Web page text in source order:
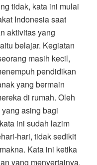
tidak, kata ini mulai
Indonesia saat
aktivitas yang
belajar. Kegiatan
masih kecil,
pendidikan
yang bermain
di rumah. Oleh
asing bagi
ini sudah lazim
hari, tidak sedikit
Kata ini ketika
yang menyertainya.